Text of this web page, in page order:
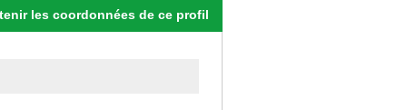
les coordonnées de ce profil